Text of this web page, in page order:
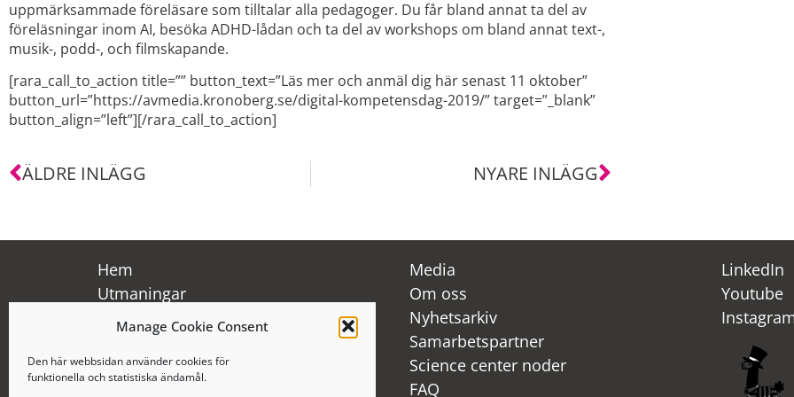
Manage Cookie Consent
Den här webbsidan använder cookies för
funktionella och statistiska ändamål.
uppmärksammade föreläsare som tilltalar alla pedagoger. Du får bland annat ta del av
föreläsningar inom AI, besöka ADHD-lådan och ta del av workshops om bland annat text-,
musik-, podd-, och filmskapande.
[rara_call_to_action title=”” button_text=”Läs mer och anmäl dig här senast 11 oktober”
button_url=”https://avmedia.kronoberg.se/digital-kompetensdag-2019/” target=”_blank”
button_align=”left”][/rara_call_to_action]
ÄLDRE INLÄGG NYARE INLÄGG
Hem
Utmaningar
Viktiga datum
Boka Makerbuss
Reflektera
Media
Om oss
Nyhetsarkiv
Samarbetspartner
Science center noder
FAQ
LinkedIn
Youtube